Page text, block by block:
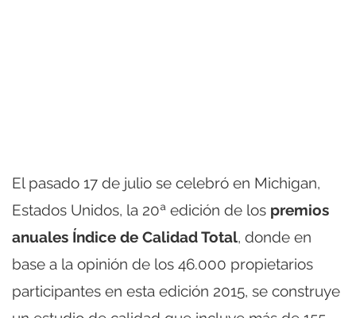
El pasado 17 de julio se celebró en Michigan,
Estados Unidos, la 20ª edición de los premios
anuales Índice de Calidad Total, donde en
base a la opinión de los 46.000 propietarios
participantes en esta edición 2015, se construye